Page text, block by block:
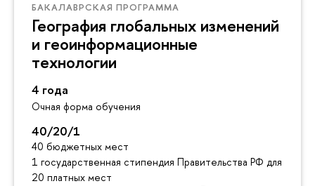
БАКАЛАВРСКАЯ ПРОГРАММА
География глобальных изменений
и геоинформационные
технологии
4 года
Очная форма обучения
40/20/1
40 бюджетных мест
1 государственная стипендия Правительства РФ для
20 платных мест